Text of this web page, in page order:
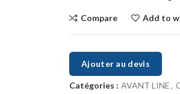
Compare Add to
Ajouter au devis
Catégories : AVANT LINE,